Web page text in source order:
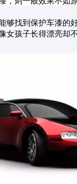
够找到保护车漆的
女孩子长得漂亮却